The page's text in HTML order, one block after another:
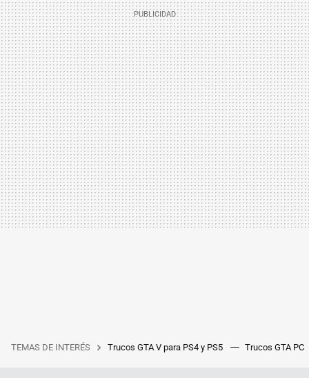
TEMAS DE INTERÉS Trucos GTA V para PS4 y PS5 Trucos GTA PC